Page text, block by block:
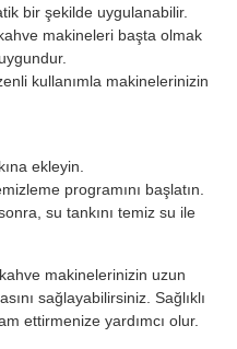
bir şekilde uygulanabilir.
makineleri başta olmak
kullanımla makinelerinizin
ekleyin.
programını başlatın.
su tankını temiz su ile
makinelerinizin uzun
sağlayabilirsiniz. Sağlıklı
ettirmenize yardımcı olur.